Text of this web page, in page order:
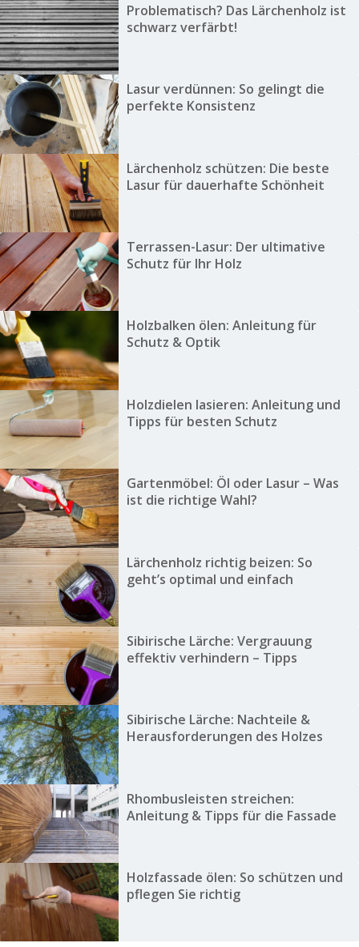
Problematisch? Das Lärchenholz ist
schwarz verfärbt!
Lasur verdünnen: So gelingt die
perfekte Konsistenz
Lärchenholz schützen: Die beste
Lasur für dauerhafte Schönheit
Terrassen-Lasur: Der ultimative
Schutz für Ihr Holz
Holzbalken ölen: Anleitung für
Schutz & Optik
Holzdielen lasieren: Anleitung und
Tipps für besten Schutz
Gartenmöbel: Öl oder Lasur – Was
ist die richtige Wahl?
Lärchenholz richtig beizen: So
geht’s optimal und einfach
Sibirische Lärche: Vergrauung
effektiv verhindern – Tipps
Sibirische Lärche: Nachteile &
Herausforderungen des Holzes
Rhombusleisten streichen:
Anleitung & Tipps für die Fassade
Holzfassade ölen: So schützen und
pflegen Sie richtig